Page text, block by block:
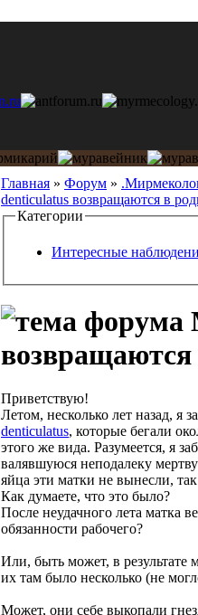
Главная » Форум »
denticulatus возвращаются в
Категории
Интересные
возвращаются
Приветствую!
Летом, несколько лет назад, я
denticulatus, которые бегали
этого же вида. Разумеется, я
валявшуюся неподалеку
яйца эти матки не вынесли,
Как думаете, что это было?
После неудачного лета матка
обязанности рабочего?
Или, быть может, в результате
их там было несколько (не
Может, они себе выкопали